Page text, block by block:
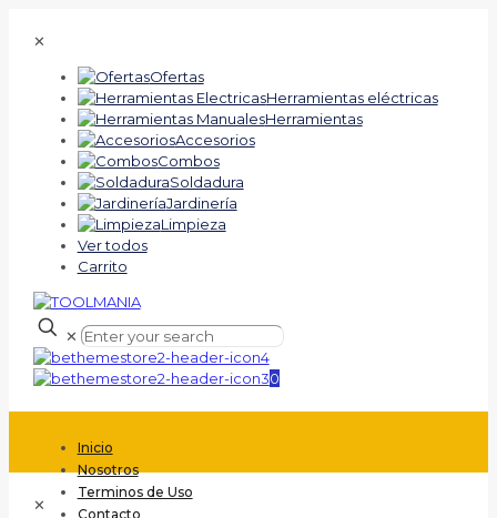
✕
Ofertas
Herramientas eléctricas
Herramientas
Accesorios
Combos
Soldadura
Jardinería
Limpieza
Ver todos
Carrito
✕
0
Inicio
Nosotros
Terminos de Uso
Contacto
✕